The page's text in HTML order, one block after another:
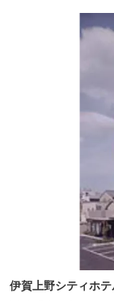
伊賀上野シティホ